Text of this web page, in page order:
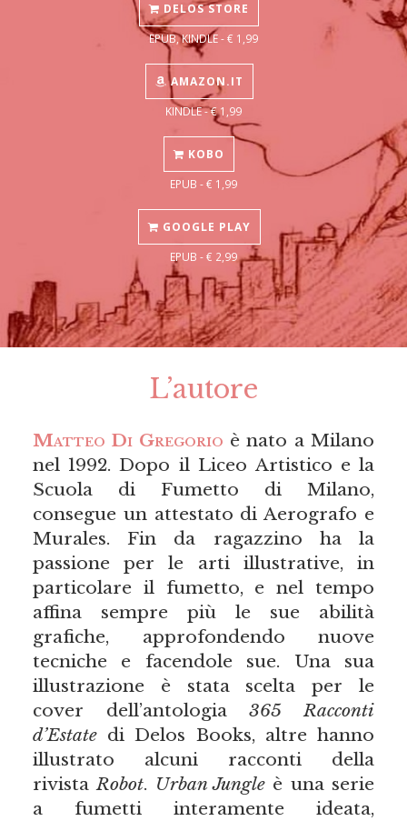
DELOS STORE
EPUB, KINDLE - € 1,99
AMAZON.IT
KINDLE - € 1,99
KOBO
EPUB - € 1,99
GOOGLE PLAY
EPUB - € 2,99
L’autore
Matteo Di Gregorio è nato a Milano
nel 1992. Dopo il Liceo Artistico e la
Scuola di Fumetto di Milano,
consegue un attestato di Aerografo e
Murales. Fin da ragazzino ha la
passione per le arti illustrative, in
particolare il fumetto, e nel tempo
affina sempre più le sue abilità
grafiche, approfondendo nuove
tecniche e facendole sue. Una sua
illustrazione è stata scelta per le
cover dell’antologia365 Racconti
d’Estatedi Delos Books, altre hanno
illustrato alcuni racconti della
rivistaRobot. Urban Jungle è una serie
a fumetti interamente ideata,